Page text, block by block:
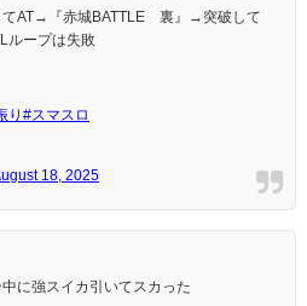
AT→『赤城BATTLE 裏』→突破して
ループは失敗
り #スマスロ
18, 2025
に強スイカ引いてスカった